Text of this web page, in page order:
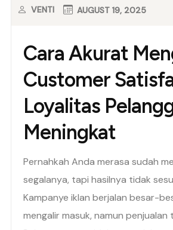
Cara Akurat
Customer
Loyalitas
Meningkat
VENTI AUGUST 19, 2025
Pernahkah Anda merasa sudah
segalanya, tapi hasilnya tidak
Kampanye iklan berjalan besar-
mengalir masuk, namun